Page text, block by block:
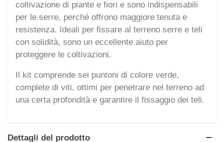
coltivazione di piante e fiori e sono indispensabili
per le serre, perché offrono maggiore tenuta e
resistenza. Ideali per fissare al terreno serre e teli
con solidità, sono un eccellente aiuto per
proteggere le coltivazioni.
Il kit comprende sei puntoni di colore verde,
complete di viti, ottimi per penetrare nel terreno ad
una certa profondità e garantire il fissaggio dei teli.
Dettagli del prodotto